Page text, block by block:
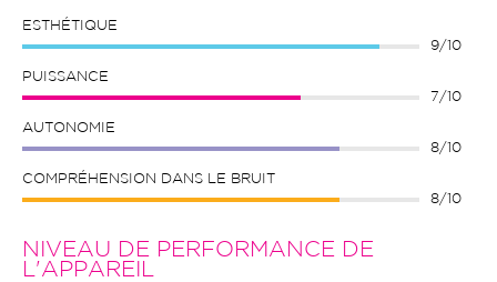
ESTHÉTIQUE
9/10
PUISSANCE
7/10
AUTONOMIE
8/10
COMPRÉHENSION DANS LE BRUIT
8/10
NIVEAU DE PERFORMANCE DE
L'APPAREIL